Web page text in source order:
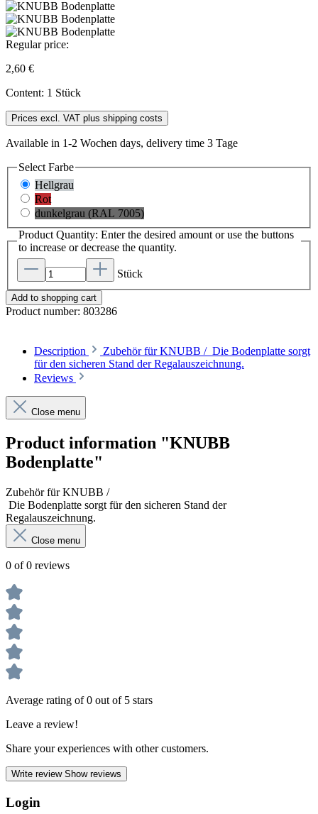
Regular price:
2,60 €
Content: 1 Stück
Prices excl. VAT plus shipping costs
Available in 1-2 Wochen days, delivery time 3 Tage
Select Farbe
Hellgrau
Rot
dunkelgrau (RAL 7005)
Product Quantity: Enter the desired amount or use the buttons
to increase or decrease the quantity.
Stück
Add to shopping cart
Product number: 803286
Description
Zubehör für KNUBB / Die Bodenplatte sorgt
für den sicheren Stand der Regalauszeichnung.
Reviews
Close menu
Product information "KNUBB
Bodenplatte"
Zubehör für KNUBB /
Die Bodenplatte sorgt für den sicheren Stand der
Regalauszeichnung.
Close menu
0 of 0 reviews
Average rating of 0 out of 5 stars
Leave a review!
Share your experiences with other customers.
Write review Show reviews
Login